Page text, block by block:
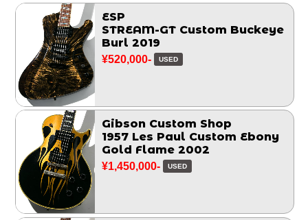
ESP
STREAM-GT Custom Buckeye
Burl 2019
¥520,000- USED
Gibson Custom Shop
1957 Les Paul Custom Ebony
Gold Flame 2002
¥1,450,000- USED